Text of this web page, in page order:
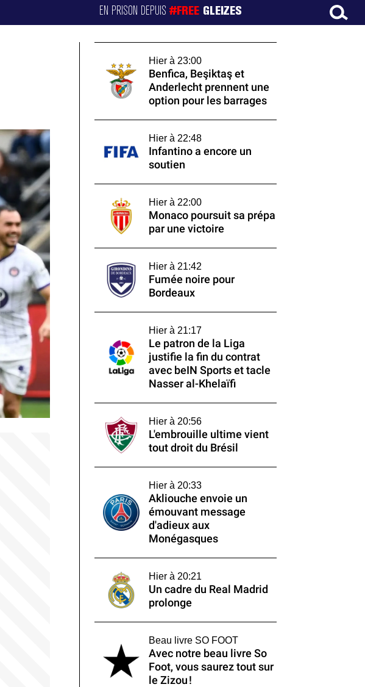
EN PRISON DEPUIS#FREE GLEIZES
Hier à 23:00
Benfica, Beşiktaş et
Anderlecht prennent une
option pour les barrages
Hier à 22:48
Infantino a encore un
soutien
Hier à 22:00
Monaco poursuit sa prépa
par une victoire
Hier à 21:42
Fumée noire pour
Bordeaux
Hier à 21:17
Le patron de la Liga
justifie la fin du contrat
avec beIN Sports et tacle
Nasser al-Khelaïfi
Hier à 20:56
L'embrouille ultime vient
tout droit du Brésil
Hier à 20:33
Akliouche envoie un
émouvant message
d'adieux aux
Monégasques
Hier à 20:21
Un cadre du Real Madrid
prolonge
Beau livre SO FOOT
Avec notre beau livre So
Foot, vous saurez tout sur
le Zizou !